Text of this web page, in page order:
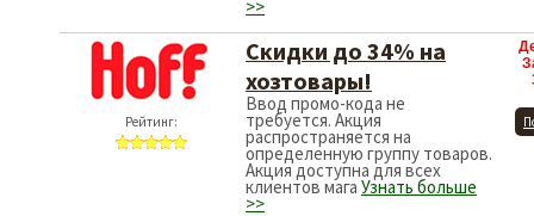
>>
Рейтинг:
Скидки до 34% на
хозтовары!
Ввод промо-кода не
требуется. Акция
распространяется на
определенную группу товаров.
Акция доступна для всех
клиентов мага Узнать больше
>>